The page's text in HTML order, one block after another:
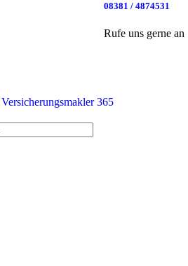
08381 / 4874531
Rufe uns gerne an